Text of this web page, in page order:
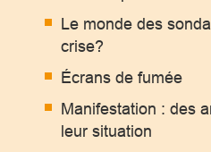
Le monde des
crise?
Écrans de fumée
Manifestation : des
leur situation